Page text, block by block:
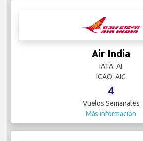
Air India
IATA: AI
ICAO: AIC
4
Vuelos Semanales
Más información